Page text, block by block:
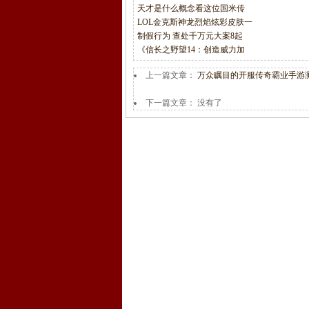
天才是什么概念看这位国米传
LOL金克斯神龙烈焰炫彩皮肤一
制假行为 查处千万元大案8起
《信长之野望14：创造威力加
上一篇文章： 万众瞩目的开服传奇霸业手游
下一篇文章： 没有了